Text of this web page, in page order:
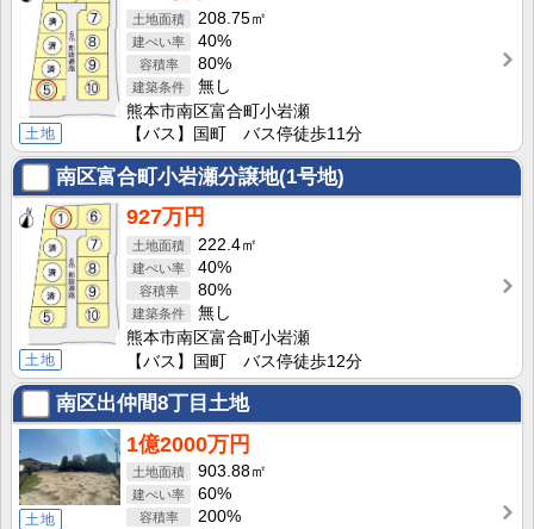
土地
208.75㎡
40%
80%
無し
熊本市南区富合町小岩瀬
【バス】国町 バス停徒歩11分
南区富合町小岩瀬分譲地(1号地)
土地
927万円
222.4㎡
40%
80%
無し
熊本市南区富合町小岩瀬
【バス】国町 バス停徒歩12分
南区出仲間8丁目土地
土地
1億2000万円
903.88㎡
60%
200%